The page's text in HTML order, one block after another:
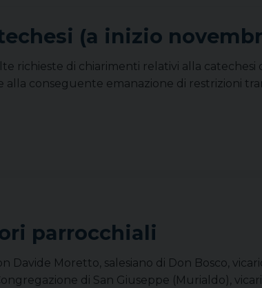
(a inizio
richieste di chiarimenti relativi alla catechesi
conseguente emanazione di restrizioni
parrocchiali
Davide Moretto, salesiano di Don Bosco,
di San Giuseppe (Murialdo),